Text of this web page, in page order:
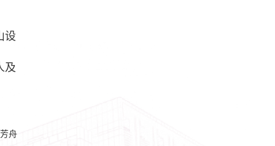
设
及
舟